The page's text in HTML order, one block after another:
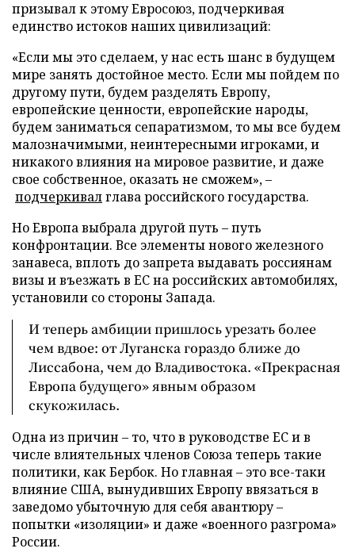
призывал к этому Евросоюз, подчеркивая
единство истоков наших цивилизаций:
«Если мы это сделаем, у нас есть шанс в будущем
мире занять достойное место. Если мы пойдем по
другому пути, будем разделять Европу,
европейские ценности, европейские народы,
будем заниматься сепаратизмом, то мы все будем
малозначимыми, неинтересными игроками, и
никакого влияния на мировое развитие, и даже
свое собственное, оказать не сможем», –
подчеркивалглава российского государства.
Но Европа выбрала другой путь – путь
конфронтации. Все элементы нового железного
занавеса, вплоть до запрета выдавать россиянам
визы и въезжать в ЕС на российских автомобилях,
установили со стороны Запада.
И теперь амбиции пришлось урезать более
чем вдвое: от Луганска гораздо ближе до
Лиссабона, чем до Владивостока. «Прекрасная
Европа будущего» явным образом
скукожилась.
Одна из причин – то, что в руководстве ЕС и в
числе влиятельных членов Союза теперь такие
политики, как Бербок. Но главная – это все-таки
влияние США, вынудивших Европу ввязаться в
заведомо убыточную для себя авантюру –
попытки «изоляции» и даже «военного разгрома»
России.